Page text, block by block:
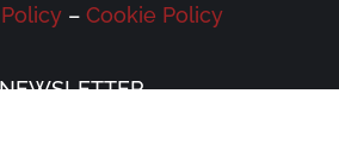
– Cookie Policy
NEWSLETTER